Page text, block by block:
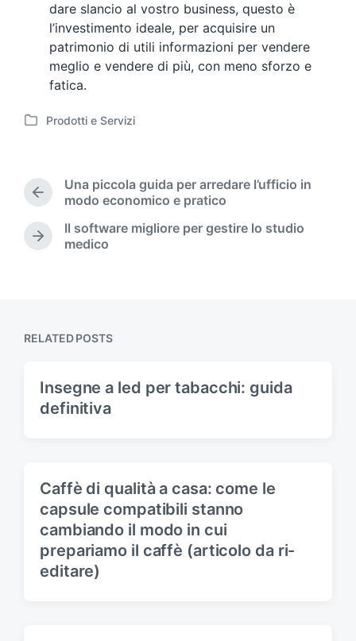
dare slancio al vostro business, questo è
l’investimento ideale, per acquisire un
patrimonio di utili informazioni per vendere
meglio e vendere di più, con meno sforzo e
fatica.
P
e
n
Prodotti e Servizi
P
e
v
o
:
Una piccola guida per arredare l’ufficio in
modo economico e pratico
N
s
Il software migliore per gestire lo studio
medico
RELATED POSTS
Insegne a led per tabacchi: guida
definitiva
Caffè di qualità a casa: come le
capsule compatibili stanno
cambiando il modo in cui
prepariamo il caffè (articolo da ri-
editare)